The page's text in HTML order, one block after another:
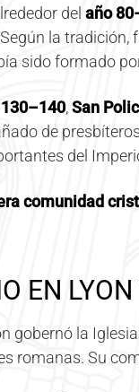
del año
la tradición,
sido formado
,San
de
del
comunidad
EN
gobernó la
romanas. Su